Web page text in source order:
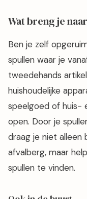
Wat breng je
Ben je zelf
spullen waar je
tweedehands
huishoudelijke
speelgoed of huis-
open. Door je
draag je niet alleen
afvalberg, maar
spullen te vinden.